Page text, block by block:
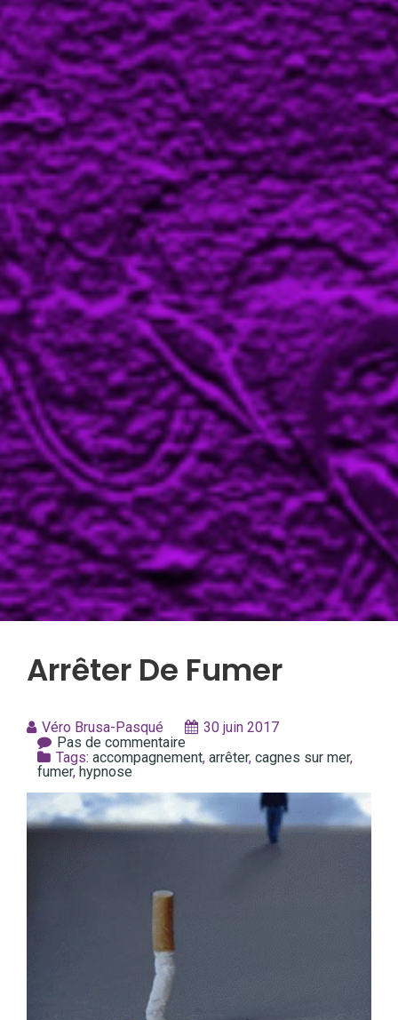
Arrêter De Fumer
Véro Brusa-Pasqué
30 juin 2017
Pas de commentaire
Tags: accompagnement, arrêter, cagnes sur mer,
fumer, hypnose